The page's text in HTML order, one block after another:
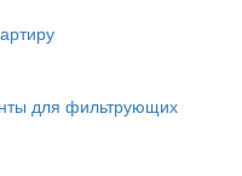
для фильтрующих